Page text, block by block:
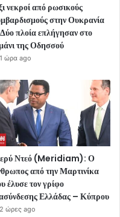
νεκροί από ρωσικούς
στην Ουκρανία
πλοία επλήγησαν στο
της Οδησσού
1 ώρα ago
Ντεό (Meridiam): Ο
από την Μαρτινίκα
έλυσε τον γρίφο
Ελλάδας – Κύπρου
2 ώρες ago